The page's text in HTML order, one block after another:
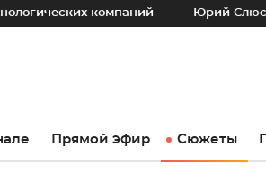
компаний Юрий Слюсарь: Наш
Прямой эфир Сюжеты